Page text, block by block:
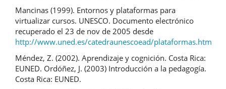
Mancinas (1999). Entornos y plataformas para
virtualizar cursos. UNESCO. Documento electrónico
recuperado el 23 de nov de 2005 desde
http://www.uned.es/catedraunescoead/plataformas.htm
Méndez, Z. (2002). Aprendizaje y cognición. Costa Rica:
EUNED. Ordóñez, J. (2003) Introducción a la pedagogía.
Costa Rica: EUNED.